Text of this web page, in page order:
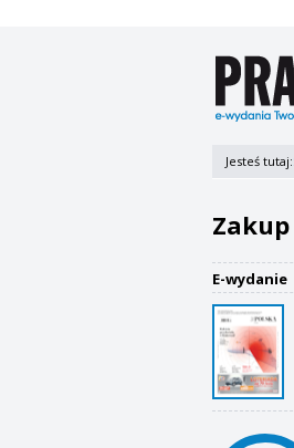
Jesteś tutaj:
Zakup
E-wydanie